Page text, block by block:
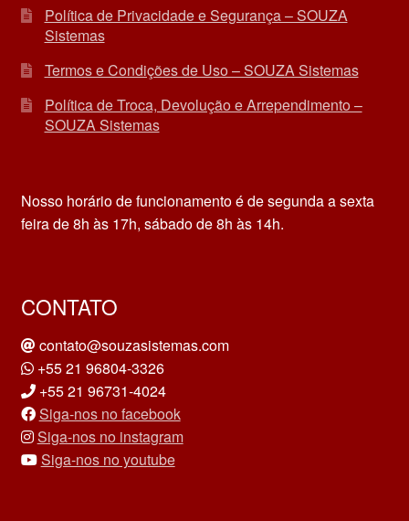
Política de Privacidade e Segurança – SOUZA
Sistemas
Termos e Condições de Uso – SOUZA Sistemas
Política de Troca, Devolução e Arrependimento –
SOUZA Sistemas
Nosso horário de funcionamento é de segunda a sexta
feira de 8h às 17h, sábado de 8h às 14h.
CONTATO
contato@souzasistemas.com
+55 21 96804-3326
+55 21 96731-4024
Siga-nos no facebook
Siga-nos no instagram
Siga-nos no youtube